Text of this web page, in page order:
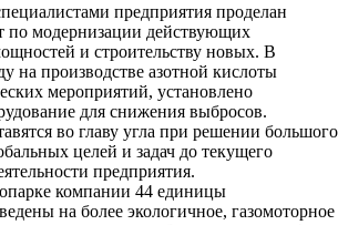
предприятия проделан
по модернизации действующих
и строительству новых. В
на производстве азотной кислоты
мероприятий, установлено
для снижения выбросов.
во главу угла при решении большого
целей и задач до текущего
предприятия.
компании 44 единицы
на более экологичное, газомоторное